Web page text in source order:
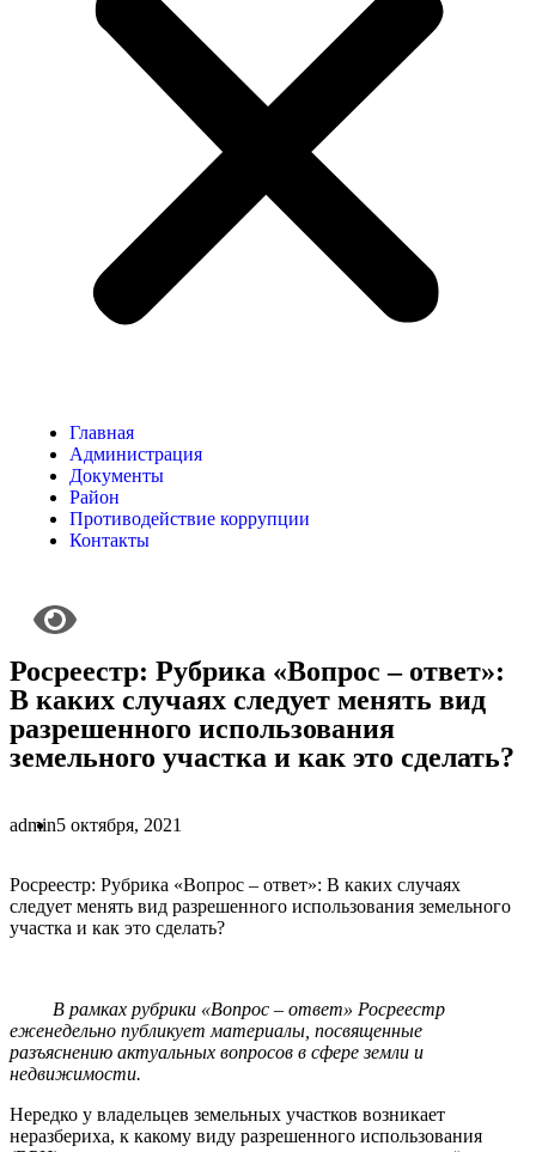
Главная
Администрация
Документы
Район
Противодействие коррупции
Контакты
Росреестр: Рубрика «Вопрос – ответ»:
В каких случаях следует менять вид
разрешенного использования
земельного участка и как это сделать?
admin5 октября, 2021
Росреестр: Рубрика «Вопрос – ответ»: В каких случаях
следует менять вид разрешенного использования земельного
участка и как это сделать?
В рамках рубрики «Вопрос – ответ» Росреестр
еженедельно публикует материалы, посвященные
разъяснению актуальных вопросов в сфере земли и
недвижимости.
Нередко у владельцев земельных участков возникает
неразбериха, к какому виду разрешенного использования